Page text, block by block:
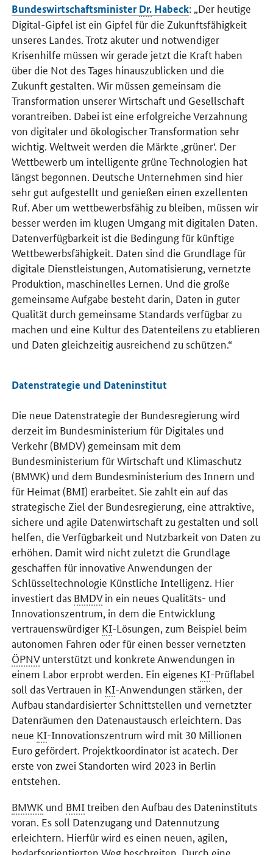
BundeswirtschaftsministerDr. Habeck: „Der heutige
Digital-Gipfel ist ein Gipfel für die Zukunftsfähigkeit
unseres Landes. Trotz akuter und notwendiger
Krisenhilfe müssen wir gerade jetzt die Kraft haben
über die Not des Tages hinauszublicken und die
Zukunft gestalten. Wir müssen gemeinsam die
Transformation unserer Wirtschaft und Gesellschaft
vorantreiben. Dabei ist eine erfolgreiche Verzahnung
von digitaler und ökologischer Transformation sehr
wichtig. Weltweit werden die Märkte ‚grüner‘. Der
Wettbewerb um intelligente grüne Technologien hat
längst begonnen. Deutsche Unternehmen sind hier
sehr gut aufgestellt und genießen einen exzellenten
Ruf. Aber um wettbewerbsfähig zu bleiben, müssen wir
besser werden im klugen Umgang mit digitalen Daten.
Datenverfügbarkeit ist die Bedingung für künftige
Wettbewerbsfähigkeit. Daten sind die Grundlage für
digitale Dienstleistungen, Automatisierung, vernetzte
Produktion, maschinelles Lernen. Und die große
gemeinsame Aufgabe besteht darin, Daten in guter
Qualität durch gemeinsame Standards verfügbar zu
machen und eine Kultur des Datenteilens zu etablieren
und Daten gleichzeitig ausreichend zu schützen.“
Datenstrategie und Dateninstitut
Die neue Datenstrategie der Bundesregierung wird
derzeit im Bundesministerium für Digitales und
Verkehr (BMDV) gemeinsam mit dem
Bundesministerium für Wirtschaft und Klimaschutz
(BMWK) und dem Bundesministerium des Innern und
für Heimat (BMI) erarbeitet. Sie zahlt ein auf das
strategische Ziel der Bundesregierung, eine attraktive,
sichere und agile Datenwirtschaft zu gestalten und soll
helfen, die Verfügbarkeit und Nutzbarkeit von Daten zu
erhöhen. Damit wird nicht zuletzt die Grundlage
geschaffen für innovative Anwendungen der
Schlüsseltechnologie Künstliche Intelligenz. Hier
investiert das BMDVin ein neues Qualitäts- und
Innovationszentrum, in dem die Entwicklung
vertrauenswürdiger KI-Lösungen, zum Beispiel beim
autonomen Fahren oder für einen besser vernetzten
ÖPNVunterstützt und konkrete Anwendungen in
einem Labor erprobt werden. Ein eigenes KI-Prüflabel
soll das Vertrauen in KI-Anwendungen stärken, der
Aufbau standardisierter Schnittstellen und vernetzter
Datenräumen den Datenaustausch erleichtern. Das
neue KI-Innovationszentrum wird mit 30 Millionen
Euro gefördert. Projektkoordinator istacatech. Der
erste von zwei Standorten wird 2023 in Berlin
entstehen.
BMWK und BMItreiben den Aufbau des Dateninstituts
voran. Es soll Datenzugang und Datennutzung
erleichtern. Hierfür wird es einen neuen, agilen,
bedarfsorientierten Weg beschreiten. Durch eine